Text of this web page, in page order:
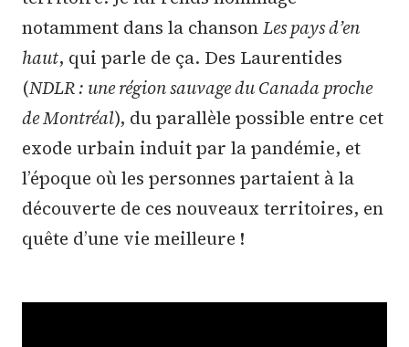
notamment dans la chansonLes pays d’en
haut, qui parle de ça. Des Laurentides
(NDLR : une région sauvage du Canada proche
de Montréal), du parallèle possible entre cet
exode urbain induit par la pandémie, et
l’époque où les personnes partaient à la
découverte de ces nouveaux territoires, en
quête d’une vie meilleure !